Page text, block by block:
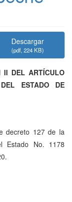
Descargar
(pdf, 224 KB)
II DEL ARTÍCULO
ESTADO DE
decreto 127 de la
Estado No. 1178